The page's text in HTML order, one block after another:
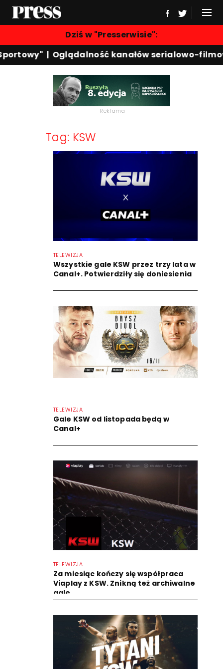
Dziś w "Presserwisie":
| Oglądalność kanałów serialowo-
Reklama
Tag: KSW
TELEWIZJA
Wszystkie gale KSW przez trzy lata w
Canal+. Potwierdziły się doniesienia
TELEWIZJA
Gale KSW od listopada będą w
Canal+
TELEWIZJA
Za miesiąc kończy się współpraca
Viaplay z KSW. Znikną też archiwalne
gale